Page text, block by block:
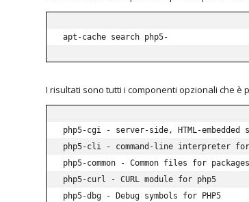
apt-cache search php5-
I risultati sono tutti i componenti opzionali che
php5-cgi - server-side, HTML-
php5-cli - command-line interpreter
php5-common - Common files for
php5-curl - CURL module for php5
php5-dbg - Debug symbols for PHP5